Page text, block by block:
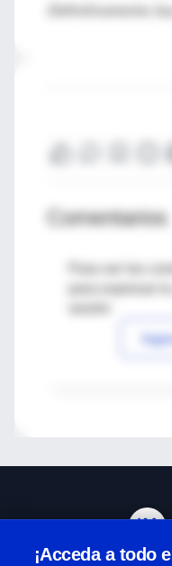
Definitivamente,
Comentarios
Para ver los
¡Acceda a todo